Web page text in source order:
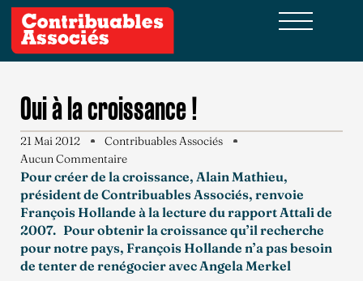
Oui à la croissance !
21 Mai 2012
Contribuables Associés
Aucun Commentaire
Pour créer de la croissance, Alain Mathieu,
président de Contribuables Associés, renvoie
François Hollande à la lecture du rapport Attali de
2007. Pour obtenir la croissance qu’il recherche
pour notre pays, François Hollande n’a pas besoin
de tenter de renégocier avec Angela Merkel